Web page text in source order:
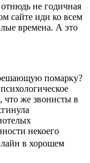
не годичная
сайте иди ко всем
времена. А это
решающую помарку?
что же звонисты в
некоего
в хорошем